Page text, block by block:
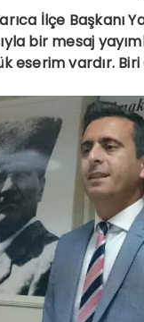
İlçe Başkanı
bir mesaj
eserim vardır.